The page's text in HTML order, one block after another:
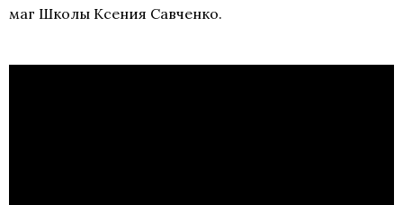
маг Школы Ксения Савченко.